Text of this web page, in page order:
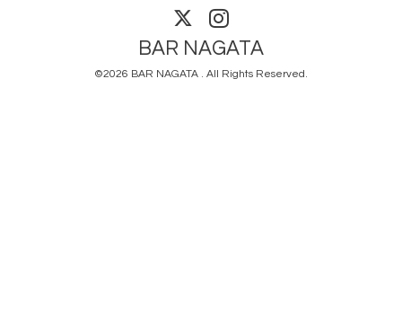
BAR NAGATA
©2026 BAR NAGATA . All Rights Reserved.